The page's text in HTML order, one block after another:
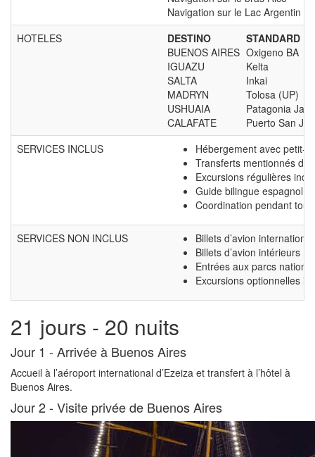
Navigation sur le Lac Argentin
HOTELES
DESTINO
STANDARD
BUENOS AIRES Oxigeno BA
IGUAZU
Kelta
SALTA
Inkai
MADRYN
Tolosa (UP)
USHUAIA
Patagonia
CALAFATE
Puerto San
SERVICES INCLUS
Hébergement avec petit-
Transferts mentionnés
Excursions régulières
Guide bilingue espagnol –
Coordination pendant tout
SERVICES NON INCLUS
Billets d’avion
Billets d’avion intérieurs
Entrées aux parcs
Excursions optionnelles
21 jours - 20 nuits
Jour 1 - Arrivée à Buenos Aires
Accueil à l’aéroport international d’Ezeiza et transfert à l’hôtel à
Buenos Aires.
Jour 2 - Visite privée de Buenos Aires